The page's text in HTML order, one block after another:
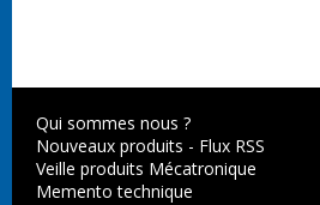
Qui sommes nous ?
Nouveaux produits - Flux RSS
Veille produits Mécatronique
Memento technique